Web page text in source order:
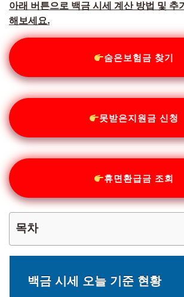
아래 버튼으로 백금 시세 계산 방법 및 추
해보세요.
숨은보험금 찾기
못받은지원금 신청
휴면환급금 조회
목차
백금 시세 오늘 기준 현황